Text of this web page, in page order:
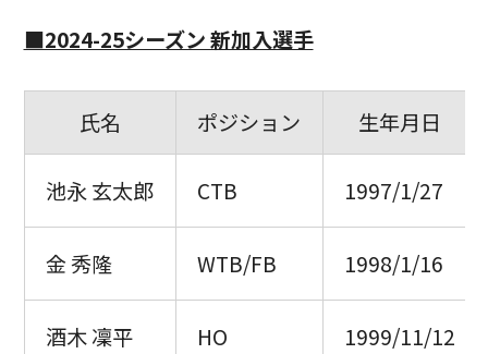
■2024-25シーズン 新加入選手
氏名 ポジション 生年月日
池永 玄太郎 CTB 1997/1/27
金 秀隆 WTB/FB 1998/1/16
酒木 凜平 HO 1999/11/12